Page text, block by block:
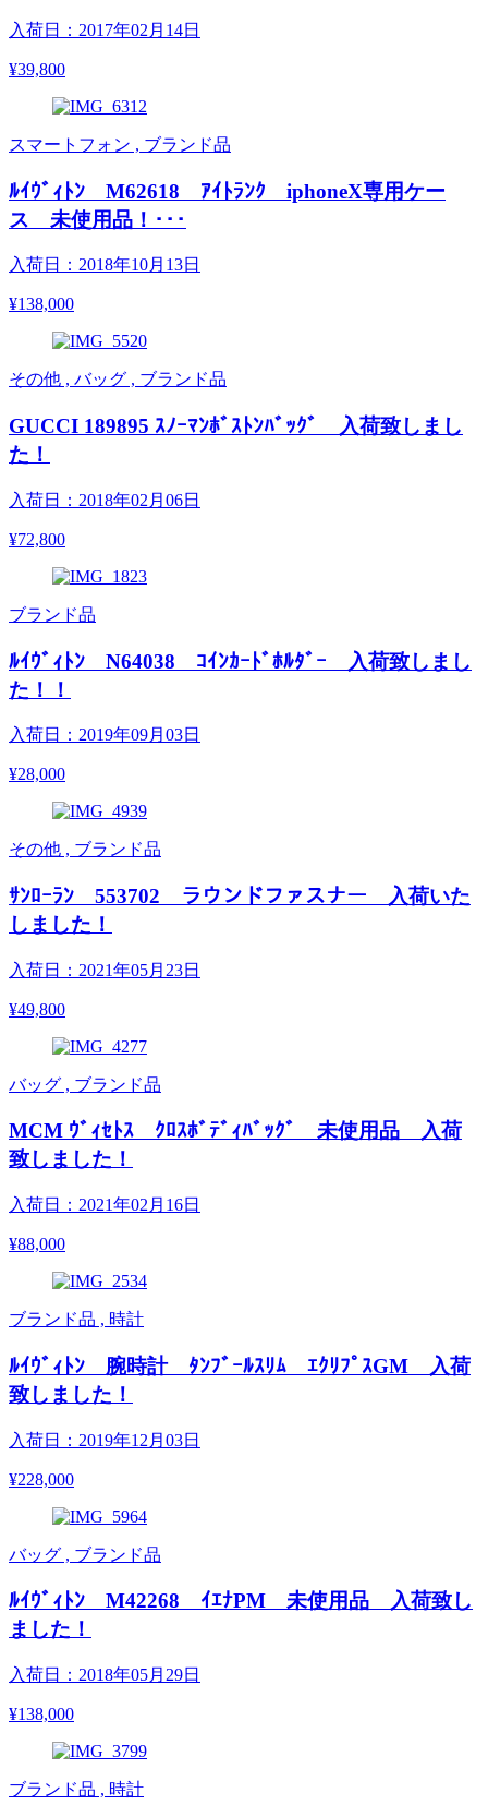
入荷日：2017年02月14日
¥39,800
スマートフォン , ブランド品
ﾙｲｳﾞｨﾄﾝ M62618 ｱｲﾄﾗﾝｸ iphoneX専用ケー
ス 未使用品！･･･
入荷日：2018年10月13日
¥138,000
その他 , バッグ , ブランド品
GUCCI 189895 ｽﾉｰﾏﾝﾎﾞｽﾄﾝﾊﾞｯｸﾞ 入荷致しまし
た！
入荷日：2018年02月06日
¥72,800
ブランド品
ﾙｲｳﾞｨﾄﾝ N64038 ｺｲﾝｶｰﾄﾞﾎﾙﾀﾞｰ 入荷致しまし
た！！
入荷日：2019年09月03日
¥28,000
その他 , ブランド品
ｻﾝﾛｰﾗﾝ 553702 ラウンドファスナー 入荷いた
しました！
入荷日：2021年05月23日
¥49,800
バッグ , ブランド品
MCM ｳﾞｨｾﾄｽ ｸﾛｽﾎﾞﾃﾞｨﾊﾞｯｸﾞ 未使用品 入荷
致しました！
入荷日：2021年02月16日
¥88,000
ブランド品 , 時計
ﾙｲｳﾞｨﾄﾝ 腕時計 ﾀﾝﾌﾞｰﾙｽﾘﾑ ｴｸﾘﾌﾟｽGM 入荷
致しました！
入荷日：2019年12月03日
¥228,000
バッグ , ブランド品
ﾙｲｳﾞｨﾄﾝ M42268 ｲｴﾅPM 未使用品 入荷致し
ました！
入荷日：2018年05月29日
¥138,000
ブランド品 , 時計